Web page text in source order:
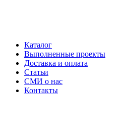
Каталог
Выполненные проекты
Доставка и оплата
Статьи
СМИ о нас
Контакты